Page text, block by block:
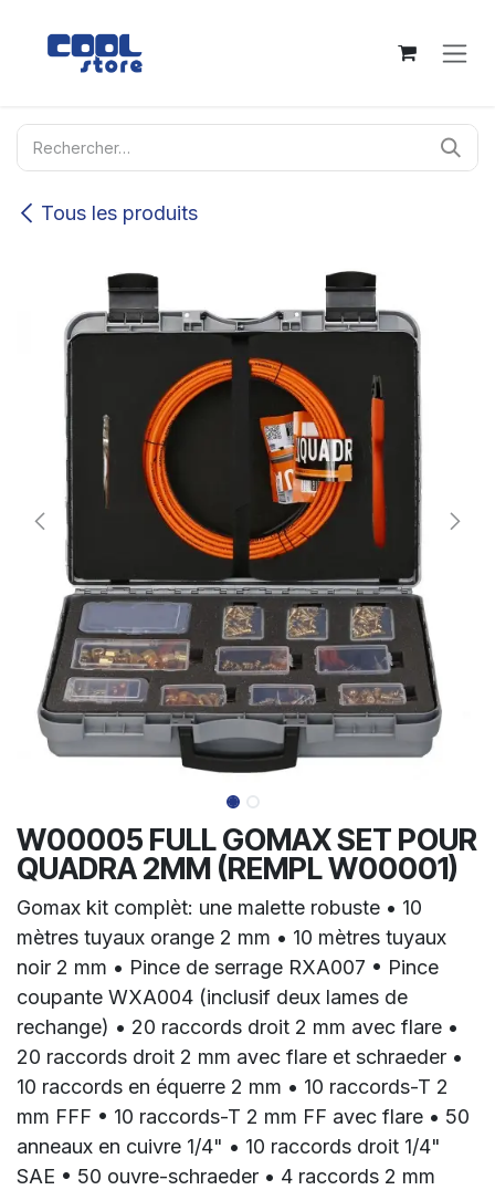
Tous les produits
W00005 FULL GOMAX SET POUR
QUADRA 2MM (REMPL W00001)
Gomax kit complèt: une malette robuste • 10
mètres tuyaux orange 2 mm • 10 mètres tuyaux
noir 2 mm • Pince de serrage RXA007 • Pince
coupante WXA004 (inclusif deux lames de
rechange) • 20 raccords droit 2 mm avec flare •
20 raccords droit 2 mm avec flare et schraeder •
10 raccords en équerre 2 mm • 10 raccords-T 2
mm FFF • 10 raccords-T 2 mm FF avec flare • 50
anneaux en cuivre 1/4" • 10 raccords droit 1/4"
SAE • 50 ouvre-schraeder • 4 raccords 2 mm